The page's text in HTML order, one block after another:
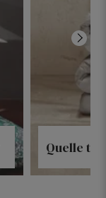
Quelle